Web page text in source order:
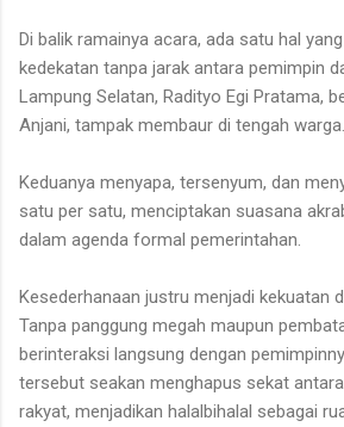
Di balik ramainya acara, ada satu hal
kedekatan tanpa jarak antara pemimpin
Lampung Selatan, Radityo Egi Pratama,
Anjani, tampak membaur di tengah warga.
Keduanya menyapa, tersenyum, dan
satu per satu, menciptakan suasana
dalam agenda formal pemerintahan.
Kesederhanaan justru menjadi kekuatan
Tanpa panggung megah maupun
berinteraksi langsung dengan
tersebut seakan menghapus sekat
rakyat, menjadikan halalbihalal sebagai